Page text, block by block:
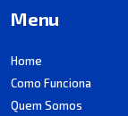
Menu
Home
Como Funciona
Quem Somos